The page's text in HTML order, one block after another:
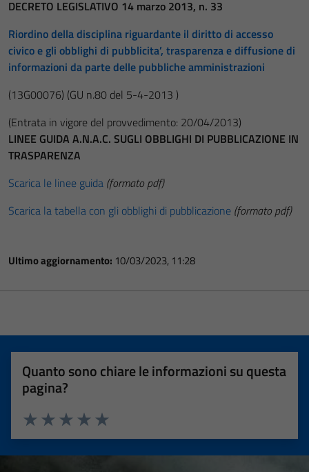
DECRETO LEGISLATIVO 14 marzo 2013, n. 33
Riordino della disciplina riguardante il diritto di accesso
civico e gli obblighi di pubblicita’, trasparenza e diffusione di
informazioni da parte delle pubbliche amministrazioni
(13G00076) (GU n.80 del 5-4-2013 )
(Entrata in vigore del provvedimento: 20/04/2013)
LINEE GUIDA A.N.A.C. SUGLI OBBLIGHI DI PUBBLICAZIONE IN
TRASPARENZA
Scarica le linee guida (formato pdf)
Scarica la tabella con gli obblighi di pubblicazione (formato pdf)
Ultimo aggiornamento: 10/03/2023, 11:28
Quanto sono chiare le informazioni su questa
pagina?
Valuta 5 stelle su 5
Valuta 4 stelle su 5
Valuta 3 stelle su 5
Valuta 2 stelle su 5
Valuta 1 stelle su 5